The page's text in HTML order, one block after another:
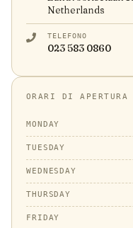
Netherlands
TELEFONO
023 583 0860
ORARI DI APERTURA
MONDAY
TUESDAY
WEDNESDAY
THURSDAY
FRIDAY